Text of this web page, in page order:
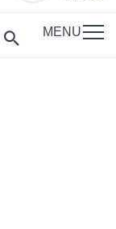
MENU